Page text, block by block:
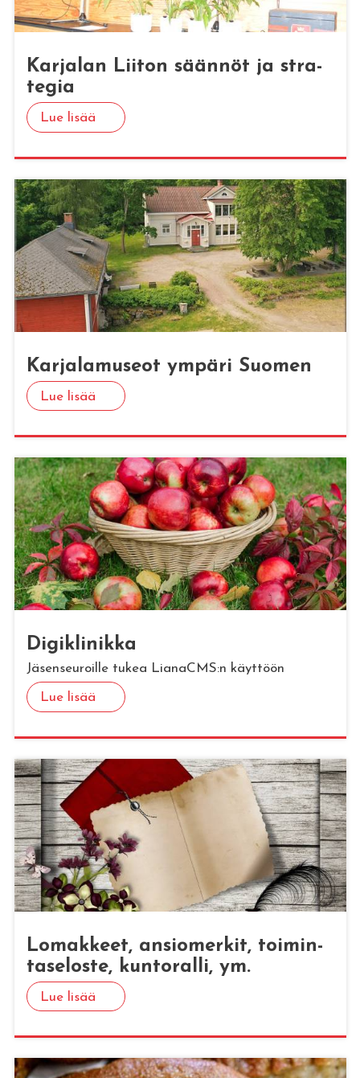
Kar­ja­lan Lii­ton sään­nöt ja stra­
te­gia
Lue lisää
Kar­ja­la­museot ym­pä­ri Suo­men
Lue lisää
Di­gikli­nik­ka
Jäsenseuroille tukea LianaCMS:n käyttöön
Lue lisää
Lo­mak­keet, an­sio­mer­kit, toi­min­
ta­se­los­te, kun­to­ral­li, ym.
Lue lisää